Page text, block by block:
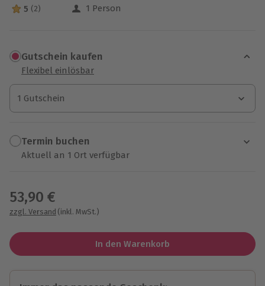
5 Sterne von 5 aus 2 Bewertungen
5 (2) 1 Person
Gutschein kaufen
Flexibel einlösbar
1 Gutschein
1 Gutschein
1 Gutschein
Termin buchen
Aktuell an 1 Ort verfügbar
53,90 €
zzgl. Versand (inkl. MwSt.)
In den Warenkorb